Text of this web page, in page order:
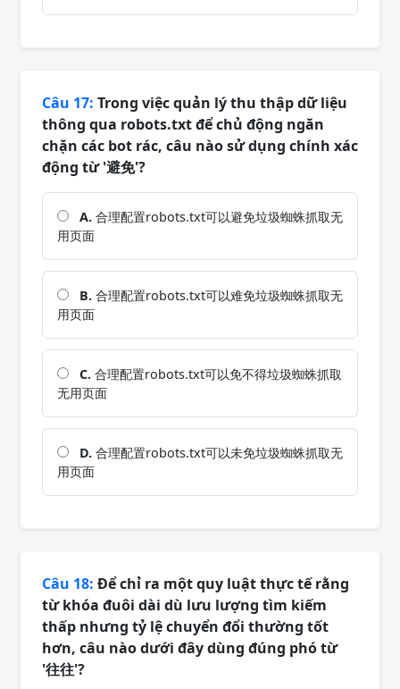
Câu 17: Trong việc quản lý thu thập dữ liệu
thông qua robots.txt để chủ động ngăn
chặn các bot rác, câu nào sử dụng chính xác
động từ '避免'?
A. 合理配置robots.txt可以避免垃圾蜘蛛抓取无
用页面
B. 合理配置robots.txt可以难免垃圾蜘蛛抓取无
用页面
C. 合理配置robots.txt可以免不得垃圾蜘蛛抓取
无用页面
D. 合理配置robots.txt可以未免垃圾蜘蛛抓取无
用页面
Câu 18: Để chỉ ra một quy luật thực tế rằng
từ khóa đuôi dài dù lưu lượng tìm kiếm
thấp nhưng tỷ lệ chuyển đổi thường tốt
hơn, câu nào dưới đây dùng đúng phó từ
'往往'?